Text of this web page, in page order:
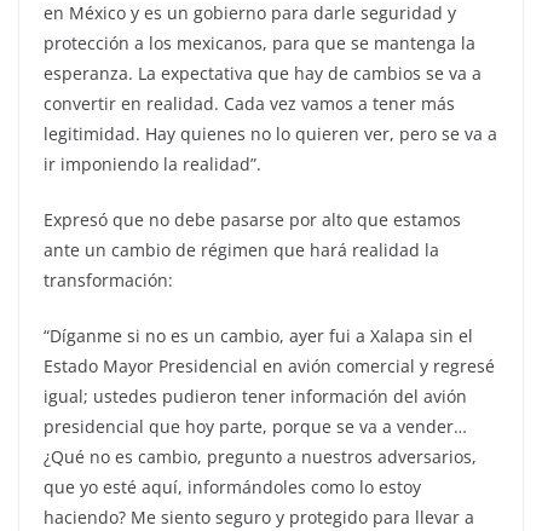
en México y es un gobierno para darle seguridad y
protección a los mexicanos, para que se mantenga la
esperanza. La expectativa que hay de cambios se va a
convertir en realidad. Cada vez vamos a tener más
legitimidad. Hay quienes no lo quieren ver, pero se va a
ir imponiendo la realidad”.
Expresó que no debe pasarse por alto que estamos
ante un cambio de régimen que hará realidad la
transformación:
“Díganme si no es un cambio, ayer fui a Xalapa sin el
Estado Mayor Presidencial en avión comercial y regresé
igual; ustedes pudieron tener información del avión
presidencial que hoy parte, porque se va a vender…
¿Qué no es cambio, pregunto a nuestros adversarios,
que yo esté aquí, informándoles como lo estoy
haciendo? Me siento seguro y protegido para llevar a